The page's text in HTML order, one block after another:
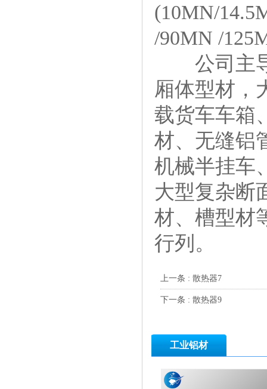
(10MN/
/90MN /
公司主导
厢体型材，
载货车车箱
材、无缝铝
机械半挂车
大型复杂断
材、槽型材
行列。
上一条 : 散热器7
下一条 : 散热器9
工业铝材